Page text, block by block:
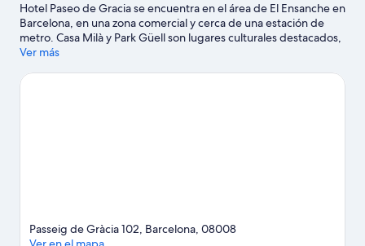
Hotel Paseo de Gracia se encuentra en el área de El Ensanche en
Barcelona, en una zona comercial y cerca de una estación de
metro. Casa Milà y Park Güell son lugares culturales destacados,
y los turistas que quieran ir de compras pueden visitar Paseo de
una noche a Sala de conciertos y discoteca Sala Apolo y Parque
Ver más
Passeig de Gràcia 102, Barcelona, 08008